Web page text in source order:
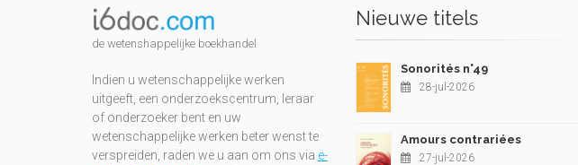
de wetenshappelijke boekhandel
Indien u wetenschappelijke werken
uitgeeft, een onderzoekscentrum, leraar
of onderzoeker bent en uw
wetenschappelijke werken beter wenst te
verspreiden, raden we u aan om ons via e-
Nieuwe titels
Sonorités n°49
28-jul-2026
Amours contrariées
27-jul-2026